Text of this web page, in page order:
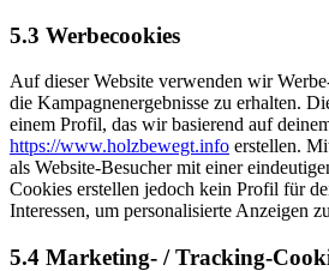
5.3 Werbecookies
Auf dieser Website verwenden wir
die Kampagnenergebnisse zu erhalten.
einem Profil, das wir basierend auf
https://www.holzbewegt.info erstellen.
als Website-Besucher mit einer
Cookies erstellen jedoch kein Profil für
Interessen, um personalisierte Anzeigen
5.4 Marketing- / Tracking-